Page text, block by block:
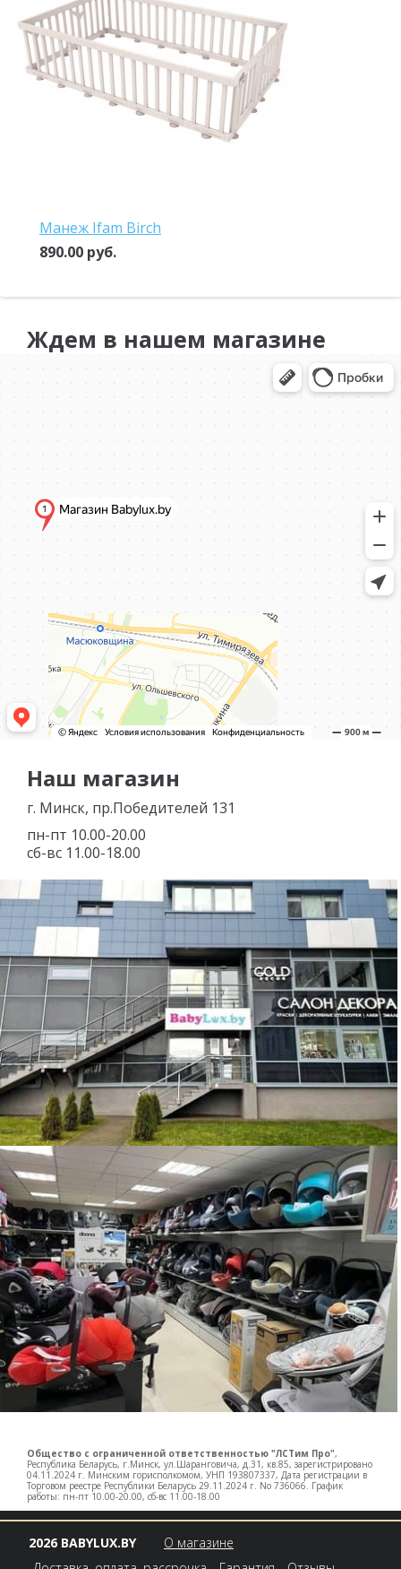
Манеж Ifam Birch
890.00 руб.
Ждем в нашем магазине
Наш магазин
г. Минск, пр.Победителей 131
пн-пт 10.00-20.00
сб-вс 11.00-18.00
Общество с ограниченной ответственностью "ЛСТим Про",
Республика Беларусь, г.Минск, ул.Шаранговича, д.31, кв.85, зарегистрировано
04.11.2024 г. Минским горисполкомом, УНП 193807337, Дата регистрации в
Торговом реестре Республики Беларусь 29.11.2024 г. No 736066. График
работы: пн-пт 10.00-20.00, сб-вс 11.00-18.00
2026 BABYLUX.BY
О магазине